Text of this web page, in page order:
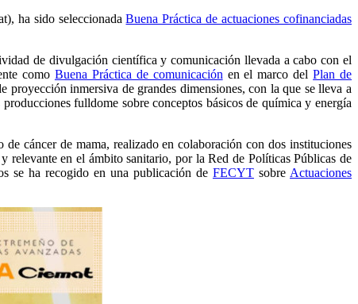
ha sido seleccionadaBuena Práctica de actuaciones cofinanciadas
de divulgación científica y comunicación llevada a cabo con el
como Buena Práctica de comunicación en el marco delPlan de
inmersiva de grandes dimensiones, con la que se lleva a
fulldome sobre conceptos básicos de química y energía
cáncer de mama, realizado en colaboración con dos instituciones
en el ámbito sanitario, por la Red de Políticas Públicas de
se ha recogido en una publicación de FECYTsobre Actuaciones